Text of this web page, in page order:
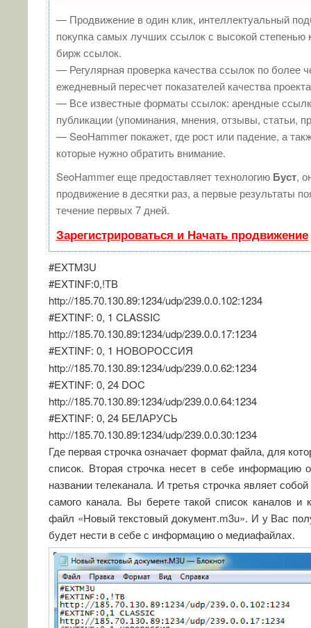
— Продвижение в один клик, интеллектуальный
покупка самых лучших ссылок с высокой степенью
бирж ссылок.
— Регулярная проверка качества ссылок по более
ежедневный пересчет показателей качества
— Все известные форматы ссылок: арендные
публикации (упоминания, мнения, отзывы, статьи,
— SeoHammer покажет, где рост или падение, а
которые нужно обратить внимание.
SeoHammer еще предоставляет технологию Буст,
продвижение в десятки раз, а первые результаты
течение первых 7 дней.
Зарегистрироваться и Начать продвижение
#EXTM3U
#EXTINF:0,!ТВ
http://185.70.130.89:1234/udp/239.0.0.102:1234
#EXTINF: 0, 1 CLASSIC
http://185.70.130.89:1234/udp/239.0.0.17:1234
#EXTINF: 0, 1 НОВОРОССИЯ
http://185.70.130.89:1234/udp/239.0.0.62:1234
#EXTINF: 0, 24 DOC
http://185.70.130.89:1234/udp/239.0.0.64:1234
#EXTINF: 0, 24 БЕЛАРУСЬ
http://185.70.130.89:1234/udp/239.0.0.30:1234
Где первая строчка означает формат файла, для
список. Вторая строчка несет в себе информацию
названии телеканала. И третья строчка являет
самого канала. Вы берете такой список каналов и
файл «Новый текстовый документ.m3u». И у Вас
будет нести в себе с информацию о медиафайлах.